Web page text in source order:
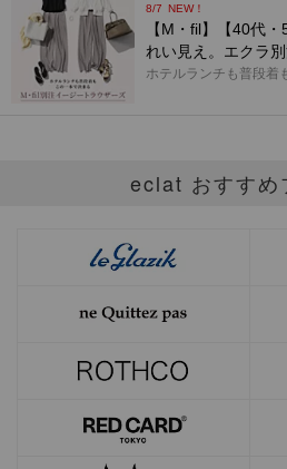
8/7 NEW！
【M・fil】【40代
れい見え。エクラ
ホテルランチも普段着
eclat おすすめ